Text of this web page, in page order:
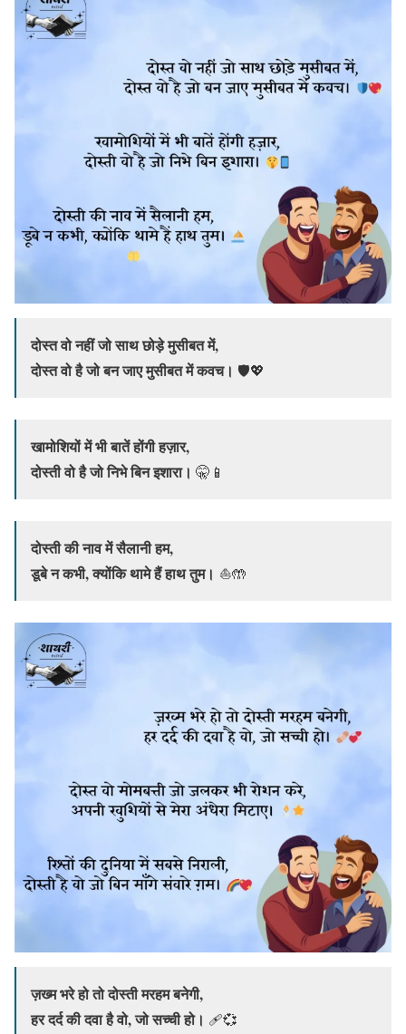
दोस्त वो नहीं जो साथ छोड़े मुसीबत में,
दोस्त वो है जो बन जाए मुसीबत में कवच। 🛡️💖
खामोशियों में भी बातें होंगी हज़ार,
दोस्ती वो है जो निभे बिन इशारा। 🤫📱
दोस्ती की नाव में सैलानी हम,
डूबे न कभी, क्योंकि थामे हैं हाथ तुम। ⛵🤲
ज़ख्म भरे हो तो दोस्ती मरहम बनेगी,
हर दर्द की दवा है वो, जो सच्ची हो। 🩹💞